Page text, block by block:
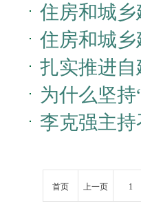
国住房和
住房和城
住房和城
垃圾收运
扎实推进
产******
为什么坚
吗……权威
李克强主
首页 上一页 1